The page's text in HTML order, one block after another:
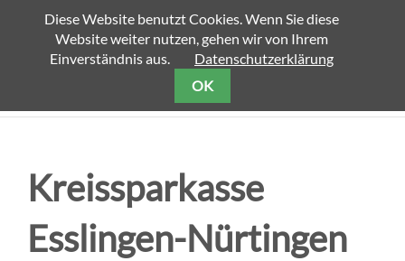
Kreissparkasse
Esslingen-Nürtingen
Diese Website benutzt Cookies. Wenn Sie diese
Website weiter nutzen, gehen wir von Ihrem
Einverständnis aus.
Datenschutzerklärung
OK